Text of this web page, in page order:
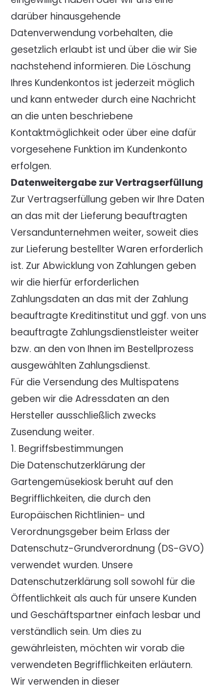
darüber hinausgehende
Datenverwendung vorbehalten, die
gesetzlich erlaubt ist und über die wir Sie
nachstehend informieren. Die Löschung
Ihres Kundenkontos ist jederzeit möglich
und kann entweder durch eine Nachricht
an die unten beschriebene
Kontaktmöglichkeit oder über eine dafür
vorgesehene Funktion im Kundenkonto
erfolgen.
Datenweitergabe zur Vertragserfüllung
Zur Vertragserfüllung geben wir Ihre Daten
an das mit der Lieferung beauftragten
Versandunternehmen weiter, soweit dies
zur Lieferung bestellter Waren erforderlich
ist. Zur Abwicklung von Zahlungen geben
wir die hierfür erforderlichen
Zahlungsdaten an das mit der Zahlung
beauftragte Kreditinstitut und ggf. von uns
beauftragte Zahlungsdienstleister weiter
bzw. an den von Ihnen im Bestellprozess
ausgewählten Zahlungsdienst.
Für die Versendung des Multispatens
geben wir die Adressdaten an den
Hersteller ausschließlich zwecks
Zusendung weiter.
1. Begriffsbestimmungen
Die Datenschutzerklärung der
Gartengemüsekiosk beruht auf den
Begrifflichkeiten, die durch den
Europäischen Richtlinien- und
Verordnungsgeber beim Erlass der
Datenschutz-Grundverordnung (DS-GVO)
verwendet wurden. Unsere
Datenschutzerklärung soll sowohl für die
Öffentlichkeit als auch für unsere Kunden
und Geschäftspartner einfach lesbar und
verständlich sein. Um dies zu
gewährleisten, möchten wir vorab die
verwendeten Begrifflichkeiten erläutern.
Wir verwenden in dieser